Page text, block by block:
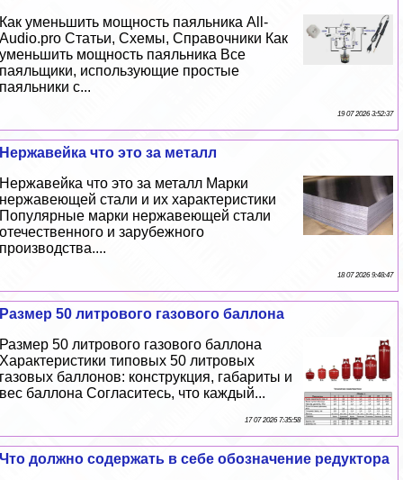
Как уменьшить мощность паяльника All-
Audio.pro Статьи, Схемы, Справочники Как
уменьшить мощность паяльника Все
паяльщики, использующие простые
паяльники с...
19 07 2026 3:52:37
Нержавейка что это за металл
Нержавейка что это за металл Марки
нержавеющей стали и их хаpaктеристики
Популярные марки нержавеющей стали
отечественного и зарубежного
производства....
18 07 2026 9:48:47
Размер 50 литрового газового баллона
Размер 50 литрового газового баллона
Хаpaктеристики типовых 50 литровых
газовых баллонов: конструкция, габариты и
вес баллона Согласитесь, что каждый...
17 07 2026 7:35:58
Что должно содержать в себе обозначение редуктора